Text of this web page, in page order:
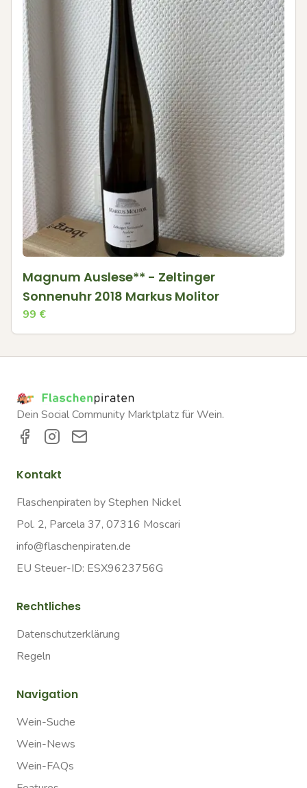
Magnum Auslese** - Zeltinger
Sonnenuhr 2018 Markus Molitor
99 €
Dein Social Community Marktplatz für Wein.
Kontakt
Flaschenpiraten by Stephen Nickel
Pol. 2, Parcela 37, 07316 Moscari
info@flaschenpiraten.de
EU Steuer-ID: ESX9623756G
Rechtliches
Datenschutzerklärung
Regeln
Navigation
Wein-Suche
Wein-News
Wein-FAQs